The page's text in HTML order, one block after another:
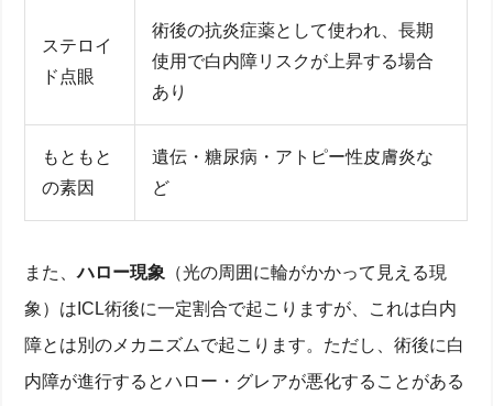
ステロイ
ド点眼
術後の抗炎症薬として使われ、長期
使用で白内障リスクが上昇する場合
あり
もともと
の素因
遺伝・糖尿病・アトピー性皮膚炎な
ど
また、ハロー現象 （光の周囲に輪がかかって見える現
象）はICL術後に一定割合で起こりますが、これは白内
障とは別のメカニズムで起こります。ただし、術後に白
内障が進行するとハロー・グレアが悪化することがある